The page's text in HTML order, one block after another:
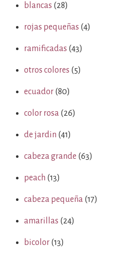
blancas (28)
rojas pequeñas (4)
ramificadas (43)
otros colores (5)
ecuador (80)
color rosa (26)
de jardin (41)
cabeza grande (63)
peach (13)
cabeza pequeña (17)
amarillas (24)
bicolor (13)